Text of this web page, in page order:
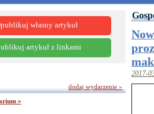
2017-
własny artykuł
artykuł z linkami
»
dodaj wydarzenie »